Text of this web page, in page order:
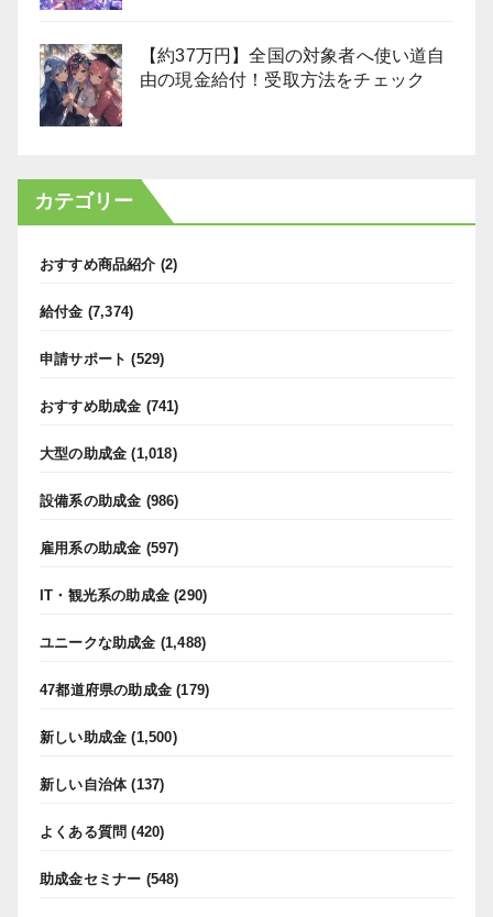
【約37万円】全国の対象者へ使い道自
由の現金給付！受取方法をチェック
カテゴリー
おすすめ商品紹介 (2)
給付金 (7,374)
申請サポート (529)
おすすめ助成金 (741)
大型の助成金 (1,018)
設備系の助成金 (986)
雇用系の助成金 (597)
IT・観光系の助成金 (290)
ユニークな助成金 (1,488)
47都道府県の助成金 (179)
新しい助成金 (1,500)
新しい自治体(137)
よくある質問 (420)
助成金セミナー (548)